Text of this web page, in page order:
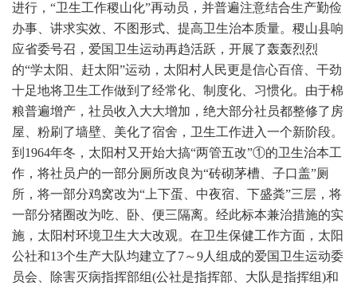
进行，“卫生工作稷山化”再动员，并普遍注意结合生产勤俭
办事、讲求实效、不图形式、提高卫生治本质量。稷山县响
应省委号召，爱国卫生运动再趋活跃，开展了轰轰烈烈
的“学太阳、赶太阳”运动，太阳村人民更是信心百倍、干劲
十足地将卫生工作做到了经常化、制度化、习惯化。由于棉
粮普遍增产，社员收入大大增加，绝大部分社员都整修了房
屋、粉刷了墙壁、美化了宿舍，卫生工作进入一个新阶段。
到1964年冬，太阳村又开始大搞“两管五改”①的卫生治本工
作，将社员户的一部分厕所改良为“砖砌茅槽、子口盖”厕
所，将一部分鸡窝改为“上下蛋、中夜宿、下盛粪”三层，将
一部分猪圈改为吃、卧、便三隔离。经此标本兼治措施的实
施，太阳村环境卫生大大改观。在卫生保健工作方面，太阳
公社和13个生产大队均建立了7～9人组成的爱国卫生运动委
员会、除害灭病指挥部组(公社是指挥部、大队是指挥组)和